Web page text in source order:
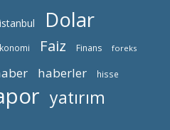
Dolar
Faiz Finans foreks
haberler hisse
yatırım